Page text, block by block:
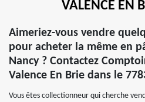
VALENCE EN
Aimeriez-vous vendre
pour acheter la même en
Nancy ? Contactez
Valence En Brie dans le
Vous êtes collectionneur qui cherche